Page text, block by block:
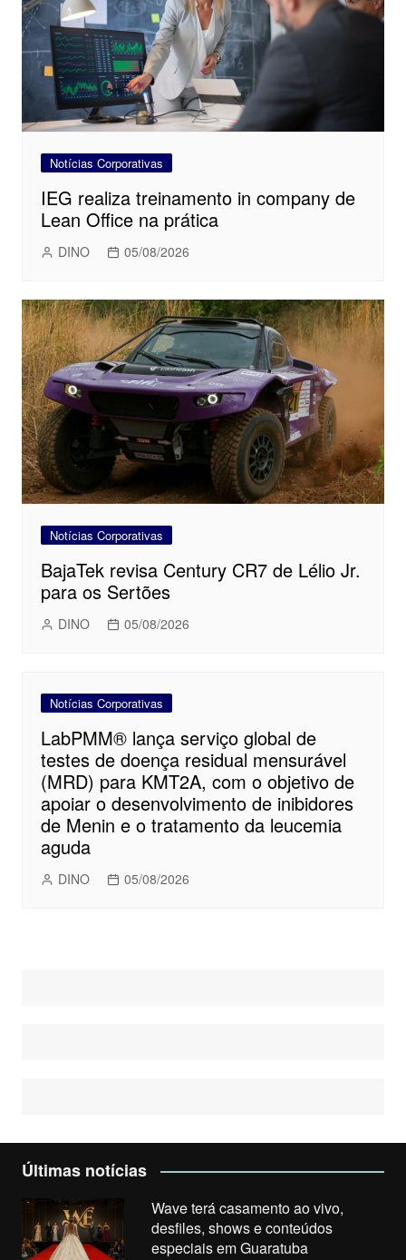
Notícias Corporativas
IEG realiza treinamento in company de
Lean Office na prática
DINO 05/08/2026
Notícias Corporativas
BajaTek revisa Century CR7 de Lélio Jr.
para os Sertões
DINO 05/08/2026
Notícias Corporativas
LabPMM® lança serviço global de
testes de doença residual mensurável
(MRD) para KMT2A, com o objetivo de
apoiar o desenvolvimento de inibidores
de Menin e o tratamento da leucemia
aguda
DINO 05/08/2026
Últimas notícias
Wave terá casamento ao vivo,
desfiles, shows e conteúdos
especiais em Guaratuba